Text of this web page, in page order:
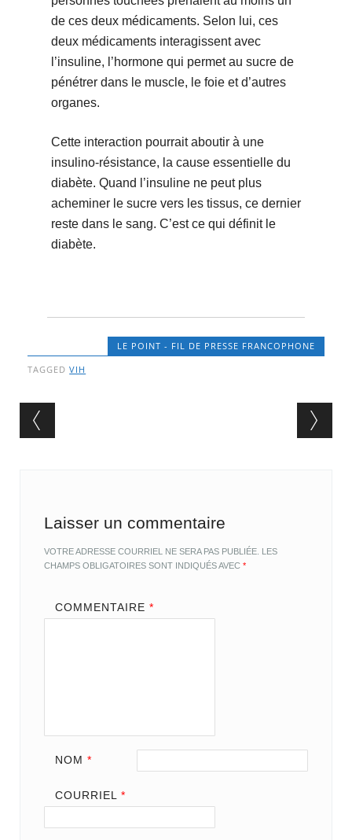
de ces deux médicaments. Selon lui, ces
deux médicaments interagissent avec
l’insuline, l’hormone qui permet au sucre de
pénétrer dans le muscle, le foie et d’autres
organes.
Cette interaction pourrait aboutir à une
insulino-résistance, la cause essentielle du
diabète. Quand l’insuline ne peut plus
acheminer le sucre vers les tissus, ce dernier
reste dans le sang. C’est ce qui définit le
diabète.
LE POINT - FIL DE PRESSE FRANCOPHONE
TAGGEDVIH
Post navigation
Laisser un commentaire
VOTRE ADRESSE COURRIEL NE SERA PAS PUBLIÉE. LES
CHAMPS OBLIGATOIRES SONT INDIQUÉS AVEC*
COMMENTAIRE *
NOM *
COURRIEL *